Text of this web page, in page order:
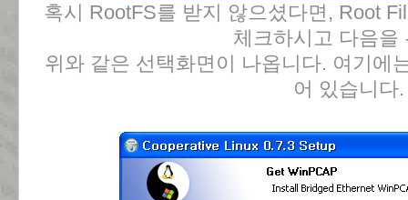
혹시 RootFS를 받지 않으셨다면, Root
체크하시고 다음을
위와 같은 선택화면이 나옵니다. 여기에
어 있습니다.